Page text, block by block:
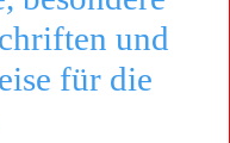
und
für die